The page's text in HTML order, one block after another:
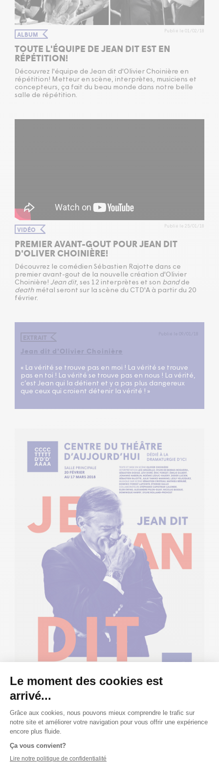
ALBUM Publié le 01/02/18
TOUTE L'ÉQUIPE DE JEAN DIT EST EN
RÉPÉTITION!
Découvrez l'équipe de Jean dit d'Olivier Choinière en
répétition! Metteur en scène, interprètes, musiciens et
concepteurs, ça fait du beau monde dans notre belle
salle de répétition.
VIDÉO Publié le 25/01/18
PREMIER AVANT-GOUT POUR JEAN DIT
D'OLIVER CHOINIÈRE!
Découvrez le comédien Sébastien Rajotte dans ce
premier avant-gout de la nouvelle création d'Olivier
Choinière! Jean dit, ses 12 interprètes et son bandde
death métal seront sur la scène du CTD'A à partir du 20
février.
EXTRAIT Publié le 09/01/18
Jean dit d'Olivier Choinière
« La vérité se trouve pas en moi ! La vérité se trouve
pas en toi ! La vérité se trouve pas en nous ! La vérité,
c’est Jean qui la détient et y a pas plus dangereux
que ceux qui croient détenir la vérité ! »
ALBUM Publié le 05/01/18
DÉCOUVREZ L'AFFICHE DE JEAN DIT
D'OLIVIER CHOINIÈRE!
Olivier Choinière présenteJean dit